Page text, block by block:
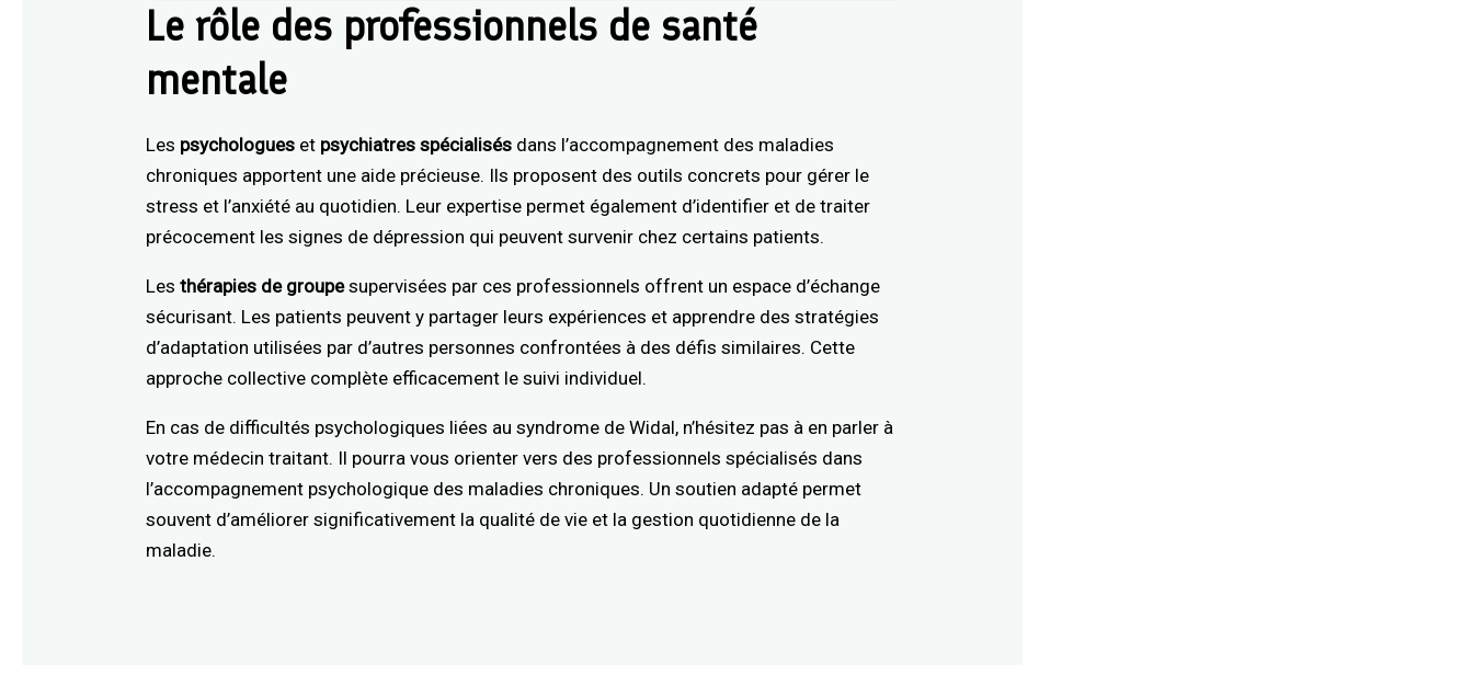
Le rôle des professionnels de santé
mentale
Les psychologues et psychiatres spécialisés dans l’accompagnement des maladies
chroniques apportent une aide précieuse. Ils proposent des outils concrets pour gérer le
stress et l’anxiété au quotidien. Leur expertise permet également d’identifier et de traiter
précocement les signes de dépression qui peuvent survenir chez certains patients.
Les thérapies de groupesupervisées par ces professionnels offrent un espace d’échange
sécurisant. Les patients peuvent y partager leurs expériences et apprendre des stratégies
d’adaptation utilisées par d’autres personnes confrontées à des défis similaires. Cette
approche collective complète efficacement le suivi individuel.
En cas de difficultés psychologiques liées au syndrome de Widal, n’hésitez pas à en parler à
votre médecin traitant. Il pourra vous orienter vers des professionnels spécialisés dans
l’accompagnement psychologique des maladies chroniques. Un soutien adapté permet
souvent d’améliorer significativement la qualité de vie et la gestion quotidienne de la
maladie.